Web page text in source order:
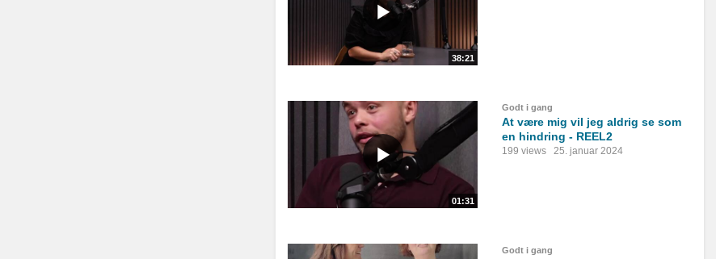
38:21
01:31
Godt i gang
At være mig vil jeg aldrig se som
en hindring - REEL2
199 views 25. januar 2024
Godt i gang